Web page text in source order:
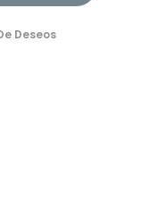
Deseos